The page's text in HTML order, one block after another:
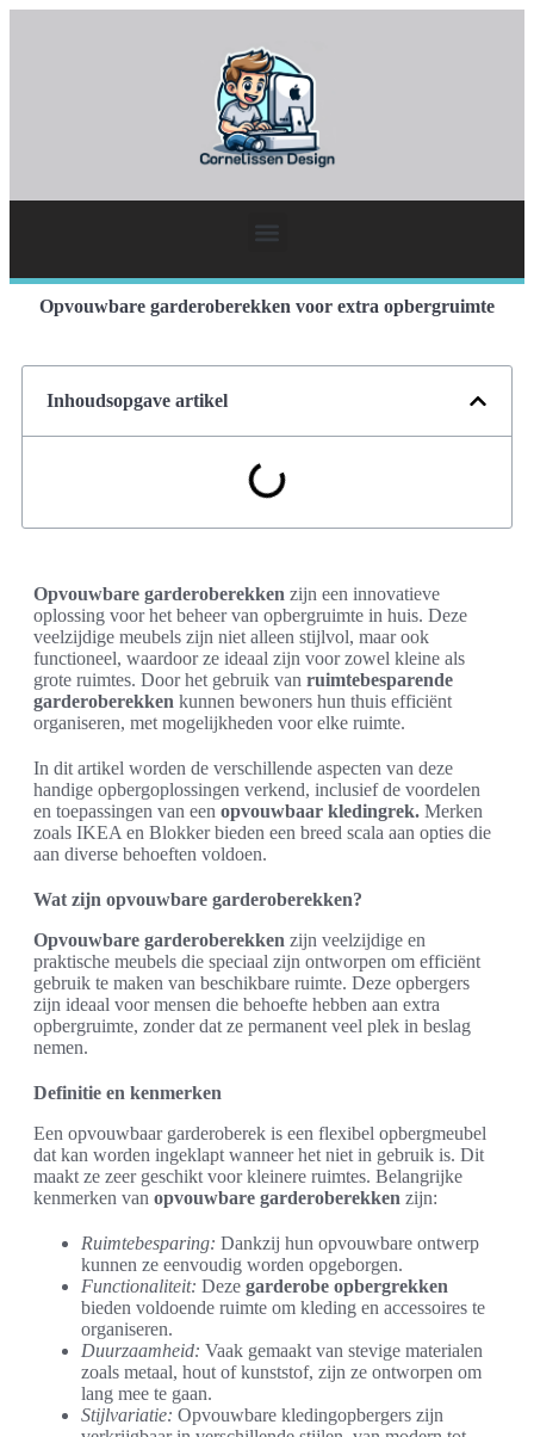
Opvouwbare garderoberekken voor extra opbergruimte
Inhoudsopgave artikel
Opvouwbare garderoberekken zijn een innovatieve
oplossing voor het beheer van opbergruimte in huis. Deze
veelzijdige meubels zijn niet alleen stijlvol, maar ook
functioneel, waardoor ze ideaal zijn voor zowel kleine als
grote ruimtes. Door het gebruik van ruimtebesparende
garderoberekken kunnen bewoners hun thuis efficiënt
organiseren, met mogelijkheden voor elke ruimte.
In dit artikel worden de verschillende aspecten van deze
handige opbergoplossingen verkend, inclusief de voordelen
en toepassingen van een opvouwbaar kledingrek. Merken
zoals IKEA en Blokker bieden een breed scala aan opties die
aan diverse behoeften voldoen.
Wat zijn opvouwbare garderoberekken?
Opvouwbare garderoberekken zijn veelzijdige en
praktische meubels die speciaal zijn ontworpen om efficiënt
gebruik te maken van beschikbare ruimte. Deze opbergers
zijn ideaal voor mensen die behoefte hebben aan extra
opbergruimte, zonder dat ze permanent veel plek in beslag
nemen.
Definitie en kenmerken
Een opvouwbaar garderoberek is een flexibel opbergmeubel
dat kan worden ingeklapt wanneer het niet in gebruik is. Dit
maakt ze zeer geschikt voor kleinere ruimtes. Belangrijke
kenmerken van opvouwbare garderoberekken zijn:
Ruimtebesparing: Dankzij hun opvouwbare ontwerp
kunnen ze eenvoudig worden opgeborgen.
Functionaliteit: Deze garderobe opbergrekken
bieden voldoende ruimte om kleding en accessoires te
organiseren.
Duurzaamheid: Vaak gemaakt van stevige materialen
zoals metaal, hout of kunststof, zijn ze ontworpen om
lang mee te gaan.
Stijlvariatie: Opvouwbare kledingopbergers zijn